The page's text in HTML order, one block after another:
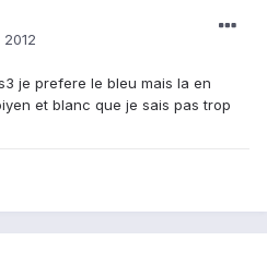
je prefere le bleu mais la en
et blanc que je sais pas trop